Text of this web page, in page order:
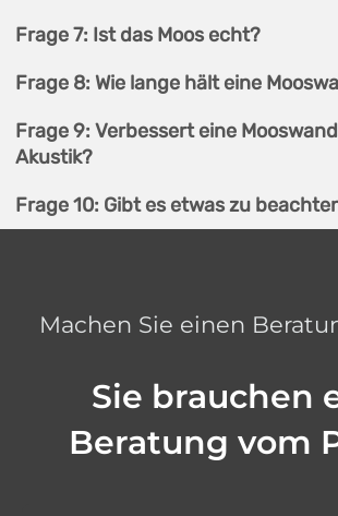
Frage 7: Ist das Moos echt?
Frage 8: Wie lange hält eine
Frage 9: Verbessert eine
Akustik?
Frage 10: Gibt es etwas zu
Machen Sie einen
Sie brauchen
Beratung vom